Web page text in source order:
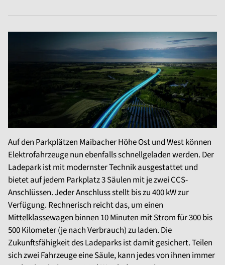
Auf den Parkplätzen Maibacher Höhe Ost und West können
Elektrofahrzeuge nun ebenfalls schnellgeladen werden. Der
Ladepark ist mit modernster Technik ausgestattet und
bietet auf jedem Parkplatz 3 Säulen mit je zwei CCS-
Anschlüssen. Jeder Anschluss stellt bis zu 400 kW zur
Verfügung. Rechnerisch reicht das, um einen
Mittelklassewagen binnen 10 Minuten mit Strom für 300 bis
500 Kilometer (je nach Verbrauch) zu laden. Die
Zukunftsfähigkeit des Ladeparks ist damit gesichert. Teilen
sich zwei Fahrzeuge eine Säule, kann jedes von ihnen immer